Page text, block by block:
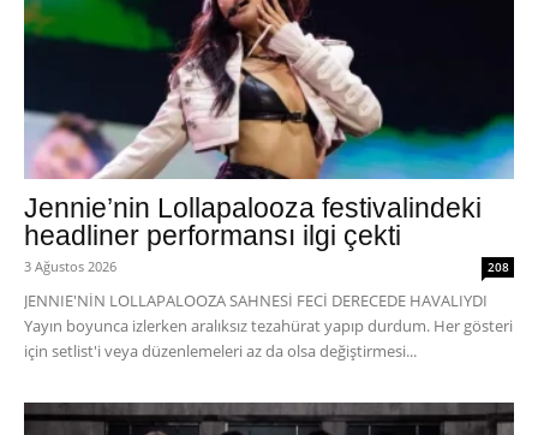
Jennie’nin Lollapalooza festivalindeki
headliner performansı ilgi çekti
3 Ağustos 2026 208
JENNIE'NİN LOLLAPALOOZA SAHNESİ FECİ DERECEDE HAVALIYDI
Yayın boyunca izlerken aralıksız tezahürat yapıp durdum. Her gösteri
için setlist'i veya düzenlemeleri az da olsa değiştirmesi...